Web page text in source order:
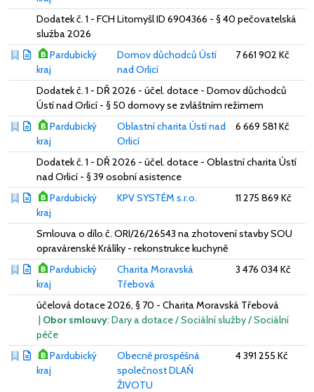
Dodatek č. 1 - FCH Litomyšl ID 6904366 - § 40 pečovatelská
služba 2026
Pardubický
kraj
Domov důchodců Ústí
nad Orlicí
7 661 902 Kč
Dodatek č. 1 - DŘ 2026 - účel. dotace - Domov důchodců
Ústí nad Orlicí - § 50 domovy se zvláštním režimem
Pardubický
kraj
Oblastní charita Ústí nad
Orlicí
6 669 581 Kč
Dodatek č. 1 - DŘ 2026 - účel. dotace - Oblastní charita Ústí
nad Orlicí - § 39 osobní asistence
Pardubický
kraj
KPV SYSTÉM s.r.o. 11 275 869 Kč
Smlouva o dílo č. ORI/26/26543 na zhotovení stavby SOU
opravárenské Králíky - rekonstrukce kuchyně
Pardubický
kraj
Charita Moravská
Třebová
3 476 034 Kč
účelová dotace 2026, § 70 - Charita Moravská Třebová
| Obor smlouvy: Dary a dotace / Sociální služby / Sociální
péče
Pardubický
kraj
Obecně prospěšná
společnost DLAŇ
ŽIVOTU
4 391 255 Kč